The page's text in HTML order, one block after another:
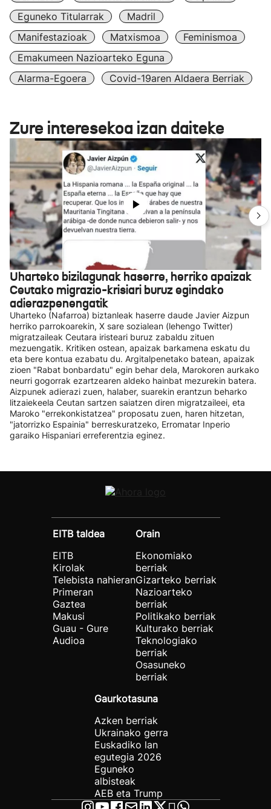
Eguneko Titularrak
Madril
Manifestazioak
Matxismoa
Feminismoa
Emakumeen Nazioarteko Eguna
Alarma-Egoera
Covid-19aren Aldaera Berriak
Zure interesekoa izan daiteke
Uharteko bizilagunak haserre, herriko apaizak
Ceutako migrazio-krisiari buruz egindako
adierazpenengatik
Uharteko (Nafarroa) biztanleak haserre daude Javier Aizpun
herriko parrokoarekin, X sare sozialean (lehengo Twitter)
migratzaileak Ceutara iristeari buruz zabaldu zituen
mezuengatik. Kritiken ostean, apaizak barkamena eskatu du
eta bere kontua ezabatu du. Argitalpenetako batean, apaizak
zioen "Rabat bonbardatu" egin behar dela, Marokoren aurkako
neurri gogorrak ezartzearen aldeko hainbat mezurekin batera.
Aizpunek adierazi zuen, halaber, suarekin erantzun beharko
litzaiekeela Ceutan sartzen saiatzen diren migratzaileei, eta
Maroko "errekonkistatzea" proposatu zuen, haren hitzetan,
"jatorrizko Espainia" berreskuratzeko, Erromatar Inperio
garaiko Hispaniari erreferentzia eginez.
EITB taldea
EITB
Kirolak
Telebista nahieran
Primeran
Gaztea
Makusi
Guau - Gure
Audioa
Orain
Ekonomiako
berriak
Gizarteko berriak
Nazioarteko
berriak
Politikako berriak
Kulturako berriak
Teknologiako
berriak
Osasuneko
berriak
Gaurkotasuna
Azken berriak
Ukrainako gerra
Euskadiko lan
egutegia 2026
Eguneko
albisteak
AEB eta Trump